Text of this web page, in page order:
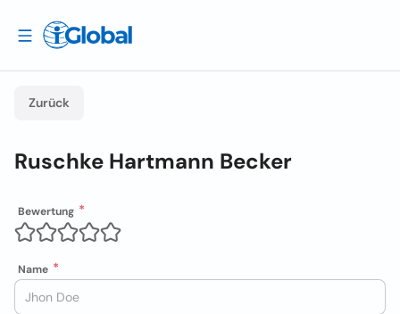
Zurück
Ruschke Hartmann Becker
Bewertung
Name